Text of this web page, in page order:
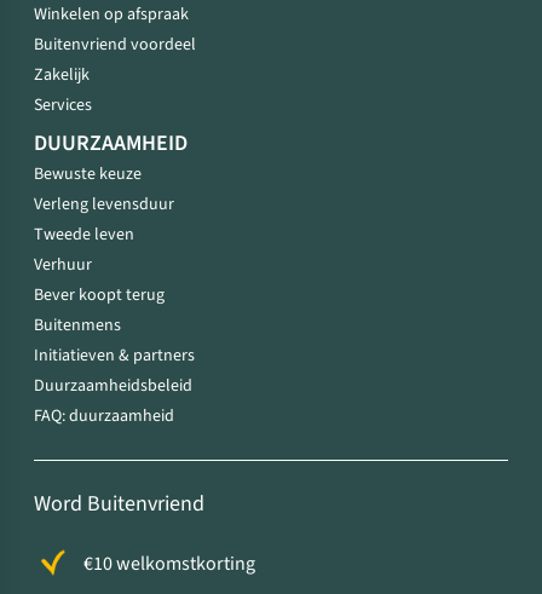
Winkelen op afspraak
Buitenvriend voordeel
Zakelijk
Services
DUURZAAMHEID
Bewuste keuze
Verleng levensduur
Tweede leven
Verhuur
Bever koopt terug
Buitenmens
Initiatieven & partners
Duurzaamheidsbeleid
FAQ: duurzaamheid
Word Buitenvriend
€10 welkomstkorting